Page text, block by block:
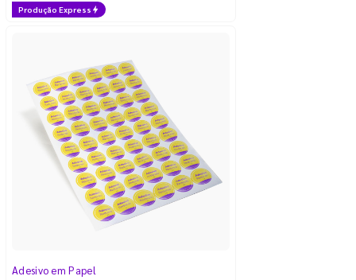
Produção Express
Adesivo em Papel